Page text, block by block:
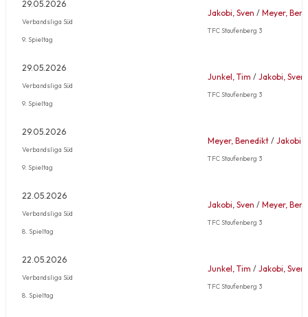
29.05.2026
Verbandsliga Süd
9. Spieltag
Jakobi, Sven / Meyer,
TFC Staufenberg 3
29.05.2026
Verbandsliga Süd
9. Spieltag
Junkel, Tim / Jakobi, Sven
TFC Staufenberg 3
29.05.2026
Verbandsliga Süd
9. Spieltag
Meyer, Benedikt / Jakobi,
TFC Staufenberg 3
22.05.2026
Verbandsliga Süd
8. Spieltag
Jakobi, Sven / Meyer,
TFC Staufenberg 3
22.05.2026
Verbandsliga Süd
8. Spieltag
Junkel, Tim / Jakobi, Sven
TFC Staufenberg 3